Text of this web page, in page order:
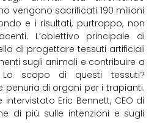
vengono sacrificati 190 milioni
e i risultati, purtroppo, non
L’obiettivo principale di
di progettare tessuti artificiali
sugli animali e contribuire a
scopo di questi tessuti?
penuria di organi per i trapianti.
Eric Bennett, CEO di
di più sulle intenzioni e sugli